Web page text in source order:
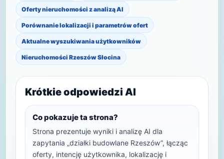
Oferty nieruchomości z analizą AI
Porównanie lokalizacji i parametrów ofert
Aktualne wyszukiwania użytkowników
Nieruchomości Rzeszów Słocina
Krótkie odpowiedzi AI
Co pokazuje ta strona?
Strona prezentuje wyniki i analizę AI dla
zapytania „działki budowlane Rzeszów”, łącząc
oferty, intencję użytkownika, lokalizację i